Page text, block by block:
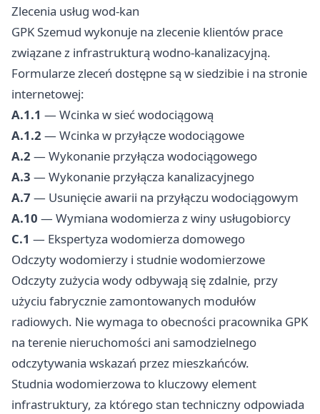
Zlecenia usług wod-kan
GPK Szemud wykonuje na zlecenie klientów prace
związane z infrastrukturą wodno-kanalizacyjną.
Formularze zleceń dostępne są w siedzibie i na stronie
internetowej:
A.1.1 — Wcinka w sieć wodociągową
A.1.2 — Wcinka w przyłącze wodociągowe
A.2 — Wykonanie przyłącza wodociągowego
A.3 — Wykonanie przyłącza kanalizacyjnego
A.7 — Usunięcie awarii na przyłączu wodociągowym
A.10 — Wymiana wodomierza z winy usługobiorcy
C.1 — Ekspertyza wodomierza domowego
Odczyty wodomierzy i studnie wodomierzowe
Odczyty zużycia wody odbywają się zdalnie, przy
użyciu fabrycznie zamontowanych modułów
radiowych. Nie wymaga to obecności pracownika GPK
na terenie nieruchomości ani samodzielnego
odczytywania wskazań przez mieszkańców.
Studnia wodomierzowa to kluczowy element
infrastruktury, za którego stan techniczny odpowiada